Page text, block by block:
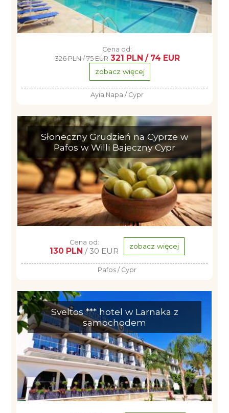
Cena od:
326 PLN / 75 EUR 321 PLN / 74 EUR
zobacz więcej
Ayia Napa / Cypr
Słoneczny Grudzień na Cyprze w
Pafos w Willi Bajeczny Cypr
Cena od:
130 PLN / 30 EUR zobacz więcej
Pafos / Cypr
Sveltos *** hotel w Larnaka z
samochodem